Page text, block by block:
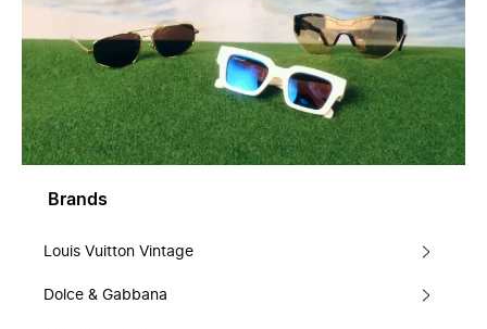
Brands
Louis Vuitton Vintage
Dolce & Gabbana